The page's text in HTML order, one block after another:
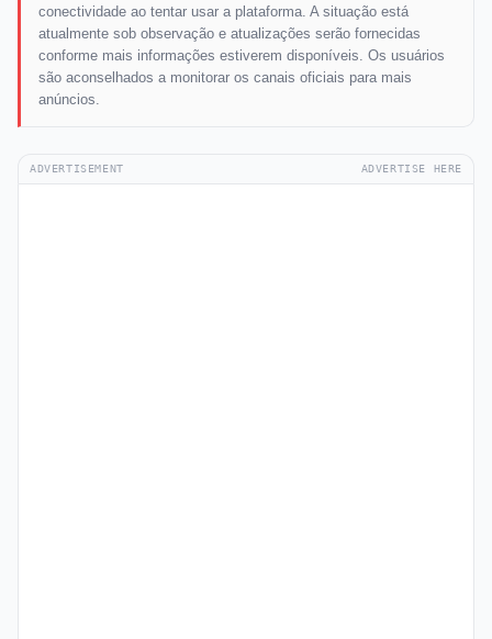
conectividade ao tentar usar a plataforma. A situação está
atualmente sob observação e atualizações serão fornecidas
conforme mais informações estiverem disponíveis. Os usuários
são aconselhados a monitorar os canais oficiais para mais
anúncios.
ADVERTISEMENT ADVERTISE HERE